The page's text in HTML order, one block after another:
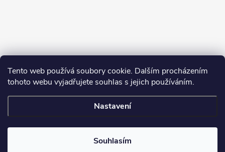
Tento web používá soubory cookie. Dalším procházením
tohoto webu vyjadřujete souhlas s jejich používáním.
Nastavení
Souhlasím
Sledovat na Instagramu
práva vyhrazena.Upravit nastavení cookies